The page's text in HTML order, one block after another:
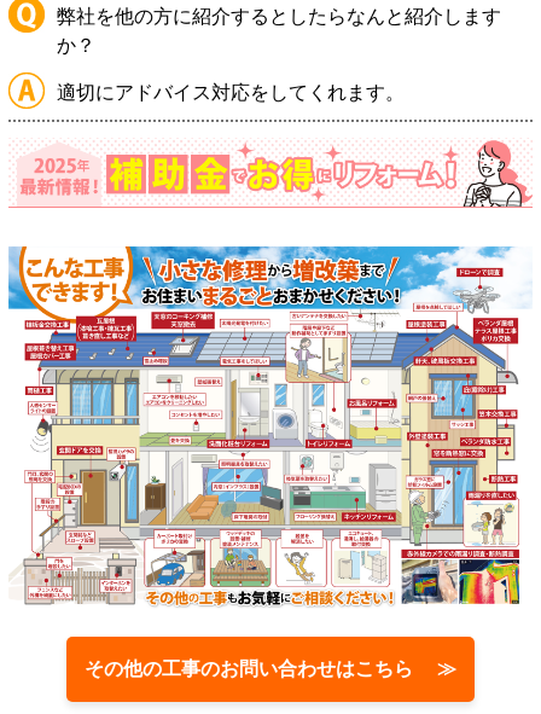
弊社を他の方に紹介するとしたらなんと紹介します
か？
適切にアドバイス対応をしてくれます。
その他の工事のお問い合わせはこちら ≫